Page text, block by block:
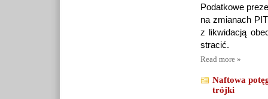
Podatkowe
na zmianach
z likwidacją
stracić.
Read more »
Naftowa
trójki